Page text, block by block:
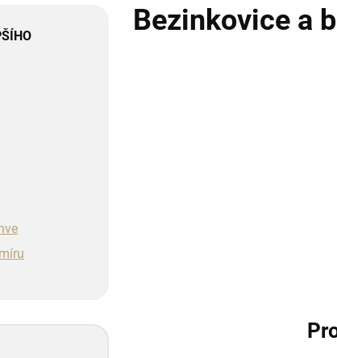
Bezinkovice a